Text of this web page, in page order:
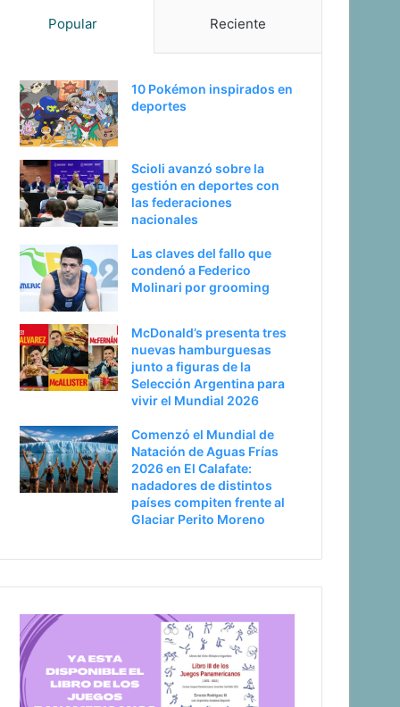
Popular Reciente
10 Pokémon inspirados en
deportes
Scioli avanzó sobre la
gestión en deportes con
las federaciones
nacionales
Las claves del fallo que
condenó a Federico
Molinari por grooming
McDonald’s presenta tres
nuevas hamburguesas
junto a figuras de la
Selección Argentina para
vivir el Mundial 2026
Comenzó el Mundial de
Natación de Aguas Frías
2026 en El Calafate:
nadadores de distintos
países compiten frente al
Glaciar Perito Moreno